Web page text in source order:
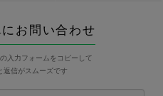
お問い合わせ
入力フォームをコピーして
返信がスムーズです